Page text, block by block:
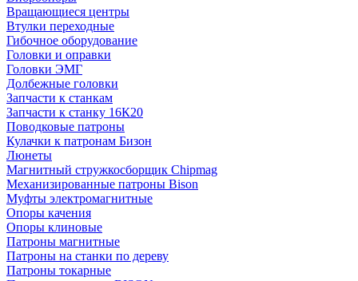
Вращающиеся центры
Втулки переходные
Гибочное оборудование
Головки и оправки
Головки ЭМГ
Долбежные головки
Запчасти к станкам
Запчасти к станку 16К20
Поводковые патроны
Кулачки к патронам Бизон
Люнеты
Магнитный стружкосборщик Chipmag
Механизированные патроны Bison
Муфты электромагнитные
Опоры качения
Опоры клиновые
Патроны магнитные
Патроны на станки по дереву
Патроны токарные